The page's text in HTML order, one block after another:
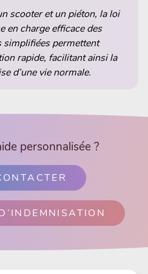
scooter et un piéton, la loi
en charge efficace des
simplifiées permettent
rapide, facilitant ainsi la
d’une vie normale.
personnalisée ?